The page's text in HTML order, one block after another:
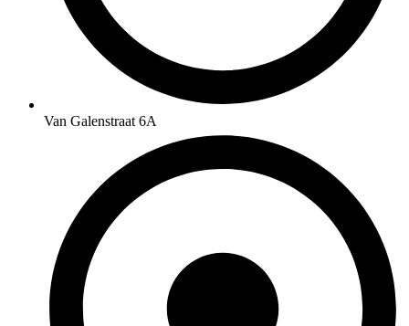
Van Galenstraat 6A